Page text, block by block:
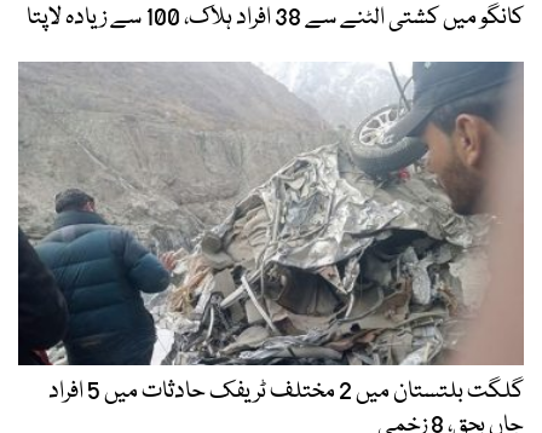
کانگو میں کشتی الٹنے سے 38 افراد ہلاک، 100 سے زیادہ لاپتا
گلگت بلتستان میں 2 مختلف ٹریفک حادثات میں 5 افراد
جاں بحق، 8 زخمی